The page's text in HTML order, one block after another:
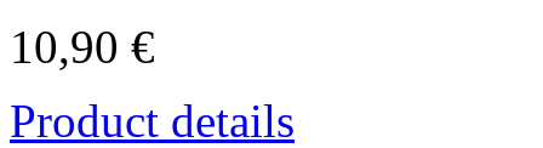
10,90 €
Product details